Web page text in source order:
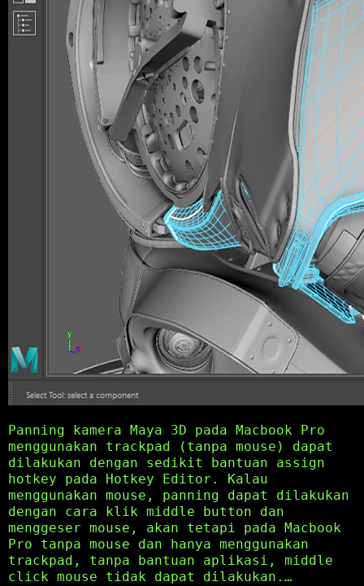
Panning kamera Maya 3D pada Macbook Pro
menggunakan trackpad (tanpa mouse) dapat
dilakukan dengan sedikit bantuan assign
hotkey pada Hotkey Editor. Kalau
menggunakan mouse, panning dapat dilakukan
dengan cara klik middle button dan
menggeser mouse, akan tetapi pada Macbook
Pro tanpa mouse dan hanya menggunakan
trackpad, tanpa bantuan aplikasi, middle
click mouse tidak dapat dilakukan.…